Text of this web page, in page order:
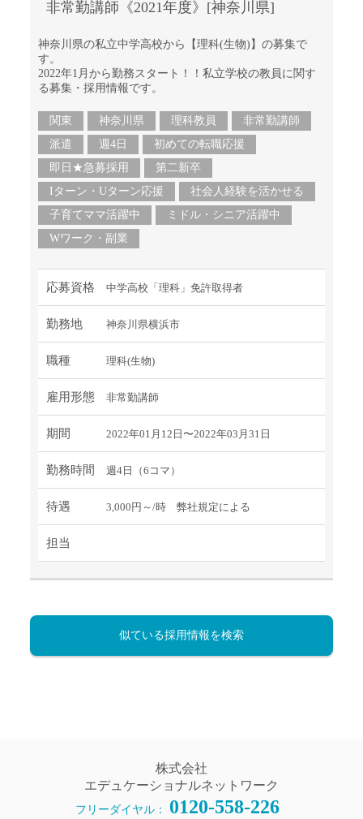
非常勤講師《2021年度》[神奈川県]
神奈川県の私立中学高校から【理科(生物)】の募集で
す。
2022年1月から勤務スタート！！私立学校の教員に関す
る募集・採用情報です。
関東 神奈川県 理科教員
非常勤講師
派遣
週4日
初めての転職応援
即日★急募採用
第二新卒
Iターン・Uターン応援
社会人経験を活かせる
子育てママ活躍中
ミドル・シニア活躍中
Wワーク・副業
応募資格 中学高校「理科」免許取得者
勤務地 神奈川県横浜市
職種 理科(生物)
雇用形態 非常勤講師
期間 2022年01月12日〜2022年03月31日
勤務時間 週4日（6コマ）
待遇 3,000円～/時 弊社規定による
担当
似ている採用情報を検索
株式会社
エデュケーショナルネットワーク
フリーダイヤル： 0120-558-226